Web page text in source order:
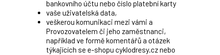
bankovního účtu nebo číslo platební karty
vaše uživatelská data,
veškerou komunikaci mezi vámi a
Provozovatelem či jeho zaměstnanci,
například ve formě komentářů a otázek
týkajících se e-shopu cyklodresy.cz nebo